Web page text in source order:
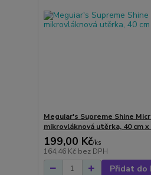
Meguiar's Supreme Shine
mikrovláknová utěrka, 40 cm x
199,00 Kč/ks
164,46 Kč bez DPH
Přidat do